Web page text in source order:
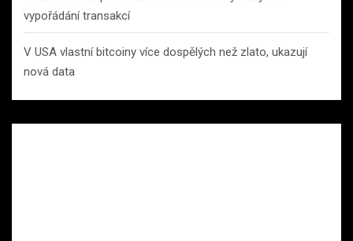
vypořádání transakcí
V USA vlastní bitcoiny více dospělých než zlato, ukazují
nová data